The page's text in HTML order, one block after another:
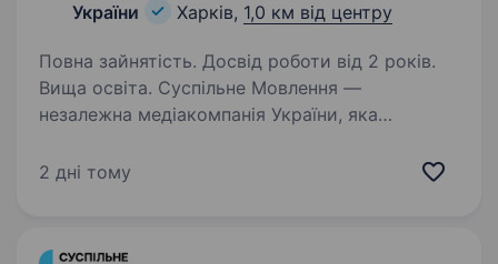
України
Харків, 1,0 км від центру
Повна зайнятість. Досвід роботи від 2 років.
Вища освіта. Суспільне Мовлення —
незалежна медіакомпанія України, яка
мовлення. Ми захищаємо свободи в Україні
2 дні тому